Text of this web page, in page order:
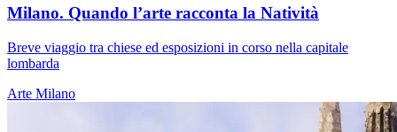
Milano. Quando l’arte racconta la Natività
Breve viaggio tra chiese ed esposizioni in corso nella capitale
lombarda
Arte Milano